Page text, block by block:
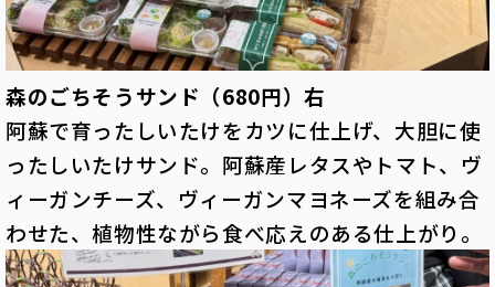
森のごちそうサンド（680円）右
阿蘇で育ったしいたけをカツに仕上げ、大胆に使
ったしいたけサンド。阿蘇産レタスやトマト、ヴ
ィーガンチーズ、ヴィーガンマヨネーズを組み合
わせた、植物性ながら食べ応えのある仕上がり。